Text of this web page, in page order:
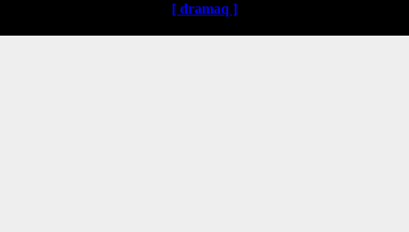
[ dramaq ]